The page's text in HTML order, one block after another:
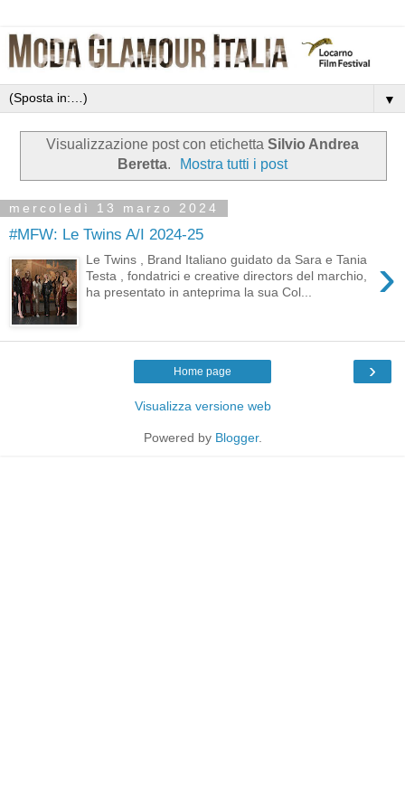
▼
Visualizzazione post con etichetta Silvio Andrea
Beretta. Mostra tutti i post
mercoledì 13 marzo 2024
#MFW: Le Twins A/I 2024-25
›
Le Twins , Brand Italiano guidato da Sara e Tania
Testa , fondatrici e creative directors del marchio,
ha presentato in anteprima la sua Col...
›
Home page
Visualizza versione web
Powered by Blogger.